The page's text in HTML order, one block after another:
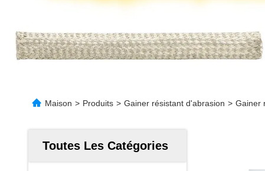
Maison > Produits > Gainer résistant d'abrasion > Gainer
Toutes Les Catégories